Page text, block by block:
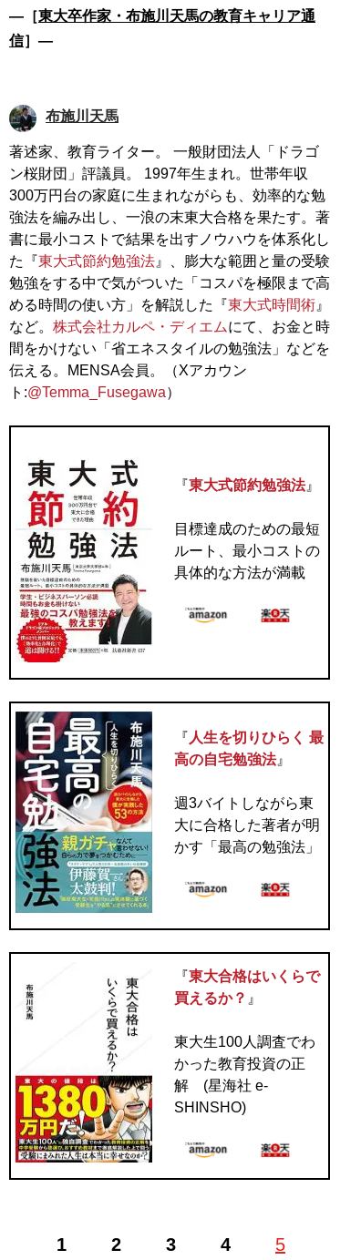
―［東大卒作家・布施川天馬の教育キャリア通
信］―
布施川天馬
著述家、教育ライター。 一般財団法人「ドラゴ
ン桜財団」評議員。 1997年生まれ。世帯年収
300万円台の家庭に生まれながらも、効率的な勉
強法を編み出し、一浪の末東大合格を果たす。著
書に最小コストで結果を出すノウハウを体系化し
た『東大式節約勉強法 』、膨大な範囲と量の受験
勉強をする中で気がついた「コスパを極限まで高
める時間の使い方」を解説した『東大式時間術 』
など。 株式会社カルペ・ディエムにて、お金と時
間をかけない「省エネスタイルの勉強法」などを
伝える。MENSA会員。（Xアカウン
ト:@Temma_Fusegawa）
『東大式節約勉強法』
目標達成のための最短
ルート、最小コストの
具体的な方法が満載
『 人生を切りひらく 最
高の自宅勉強法』
週3バイトしながら東
大に合格した著者が明
かす「最高の勉強法」
『東大合格はいくらで
買えるか？ 』
東大生100人調査でわ
かった教育投資の正
解 (星海社 e-
SHINSHO)
1 2 3 4 5